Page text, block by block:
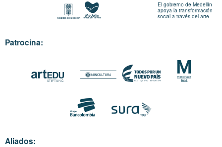
El gobierno de Medellín
apoya la transformación
social a través del arte.
Patrocina:
Aliados: